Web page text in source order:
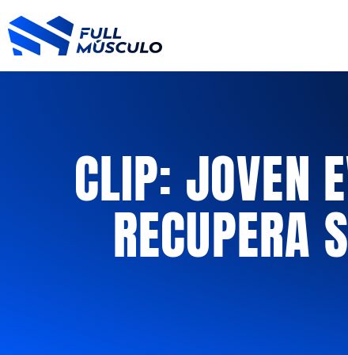
al
contenido
CLIP: JOVEN
RECUPERA